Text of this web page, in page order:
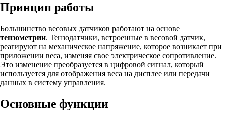
Принцип работы
Большинство весовых датчиков работают на основе
тензометрии. Тензодатчики, встроенные в весовой датчик,
реагируют на механическое напряжение, которое возникает при
приложении веса, изменяя свое электрическое сопротивление.
Это изменение преобразуется в цифровой сигнал, который
используется для отображения веса на дисплее или передачи
данных в систему управления.
Основные функции